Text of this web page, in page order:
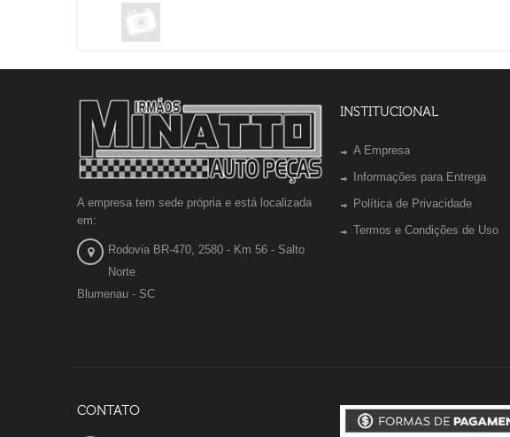
A empresa tem sede própria e está localizada
em:
Rodovia BR-470, 2580 - Km 56 - Salto
Norte
Blumenau - SC
INSTITUCIONAL
A Empresa
Informações para Entrega
Política de Privacidade
Termos e Condições de Uso
CONTATO